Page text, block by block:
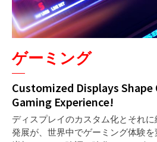
ゲーミング
Customized Displays
Gaming Experience!
ディスプレイのカスタム化とそれ
発展が、世界中でゲーミング体験